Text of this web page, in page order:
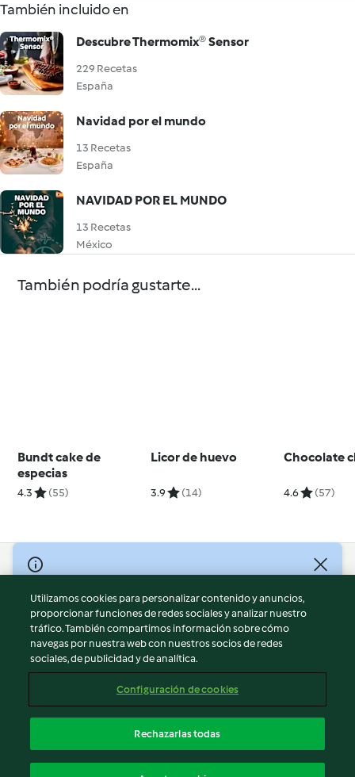
También incluido en
Descubre Thermomix® Sensor
229 Recetas
España
Navidad por el mundo
13 Recetas
España
NAVIDAD POR EL MUNDO
13 Recetas
México
También podría gustarte...
Bundt cake de
especias
4.3 (55)
Licor de huevo
3.9 (14)
Chocolate
4.6 (57)
© Copyright 2026
Términos de uso
Política de privacidad
Aviso legal
Información legal
Reportar contenido
Declaración de accesibilidad
Utilizamos cookies para personalizar contenido y anuncios,
proporcionar funciones de redes sociales y analizar nuestro
tráfico. También compartimos información sobre cómo
navegas por nuestra web con nuestros socios de redes
sociales, de publicidad y de analítica.
Configuración de cookies
Rechazarlas todas